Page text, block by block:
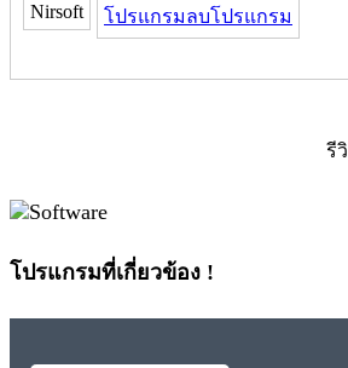
Nirsoft โปรแกรมลบโปรแกรม
รี
โปรแกรมที่เกี่ยวข้อง !